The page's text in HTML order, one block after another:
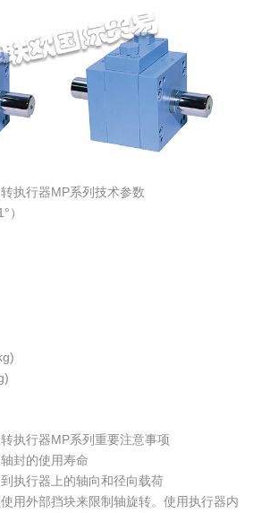
执行器MP系列技术参数
）
执行器MP系列重要注意事项
封的使用寿命
执行器上的轴向和径向载荷
用外部挡块来限制轴旋转。使用执行器内